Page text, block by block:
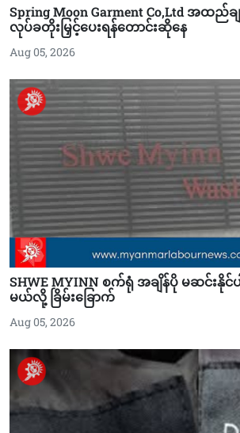
Spring Moon Garment Co,Ltd အထ
လုပ်ခတိုးမြှင့်ပေးရန်တောင်းဆိုနေ
Aug 05, 2026
SHWE MYINN စက်ရုံ အချိန်ပို မဆင်း
မယ်လို့ ခြိမ်းခြောက်
Aug 05, 2026